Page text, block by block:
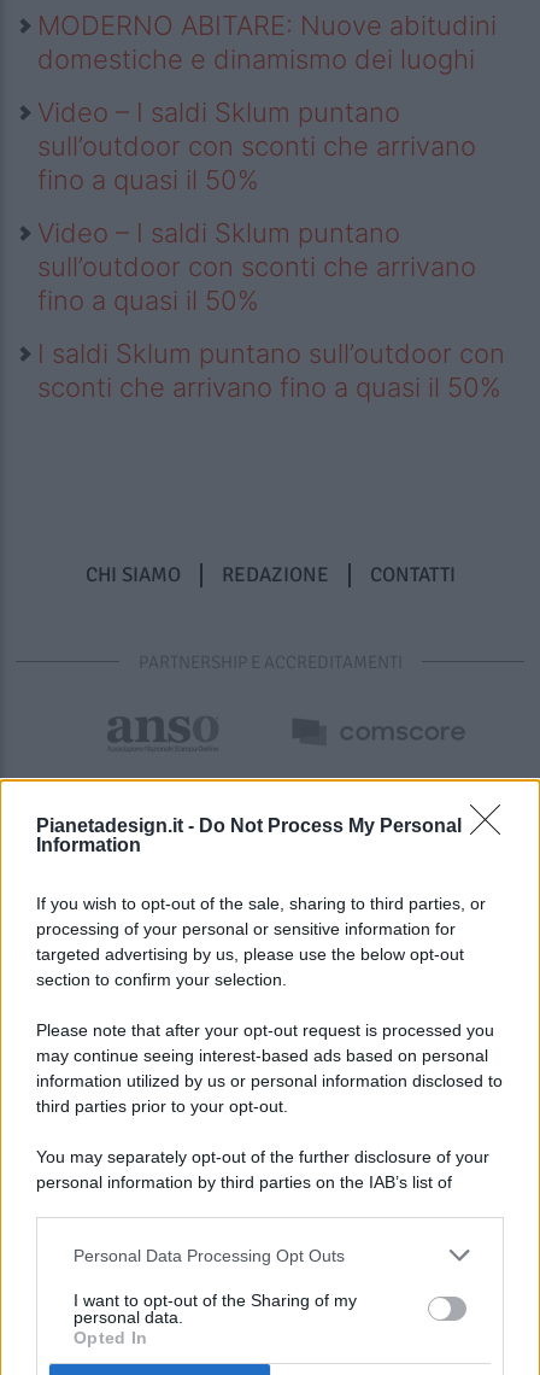
Pianetadesign.it - Do Not Process My Personal
Information
If you wish to opt-out of the sale, sharing to third parties, or
processing of your personal or sensitive information for
targeted advertising by us, please use the below opt-out
section to confirm your selection.
Please note that after your opt-out request is processed you
may continue seeing interest-based ads based on personal
information utilized by us or personal information disclosed to
third parties prior to your opt-out.
You may separately opt-out of the further disclosure of your
personal information by third parties on the IAB’s list of
This information may also be disclosed by us to third parties
disclose it to other third parties.
Personal Data Processing Opt Outs
I want to opt-out of the Sharing of my
personal data.
Opted In
MODERNO ABITARE: Nuove abitudini
domestiche e dinamismo dei luoghi
Video – I saldi Sklum puntano
sull’outdoor con sconti che arrivano
fino a quasi il 50%
Video – I saldi Sklum puntano
sull’outdoor con sconti che arrivano
fino a quasi il 50%
I saldi Sklum puntano sull’outdoor con
sconti che arrivano fino a quasi il 50%
CHI SIAMO REDAZIONE CONTATTI
PARTNERSHIP E ACCREDITAMENTI
© 2026 - Pianeta Design - P.IVA 04827280654 - Testata
Registrata Al Tribunale Di Nocera Inferiore N. 8/2020 - RG N.
ISCRIZIONE AL ROC N. 35792 – ISCRITTA ALL’ANSO
(ASSOCIAZIONE NAZIONALE STAMPA ONLINE)
PREFERENZE PRIVACY